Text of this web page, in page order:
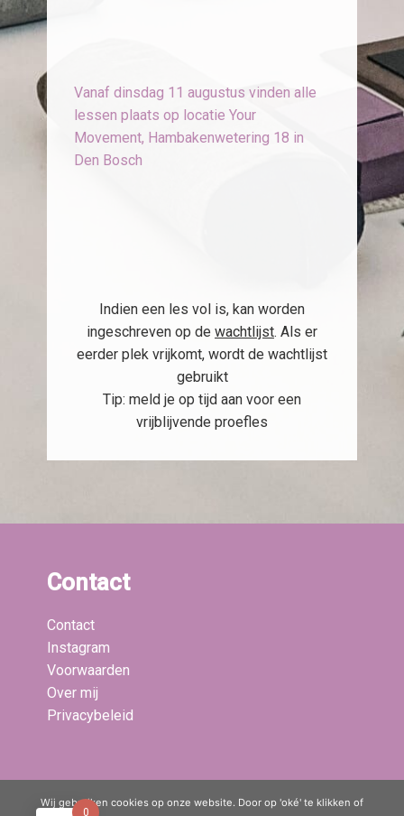
Vanaf dinsdag 11 augustus vinden alle
lessen plaats op locatie Your
Movement, Hambakenwetering 18 in
Den Bosch
Indien een les vol is, kan worden
ingeschreven op de wachtlijst. Als er
eerder plek vrijkomt, wordt de wachtlijst
gebruikt
Tip: meld je op tijd aan voor een
vrijblijvende proefles
Contact
Contact
Instagram
Voorwaarden
Over mij
Privacybeleid
Laatste blogs:
0
Wij gebruiken cookies op onze website. Door op 'oké' te klikken of